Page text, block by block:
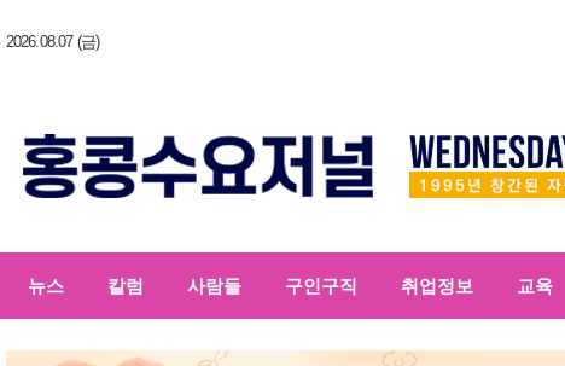
2026.08.07 (금)
뉴스 칼럼 사람들 구인구직 취업정보 교육